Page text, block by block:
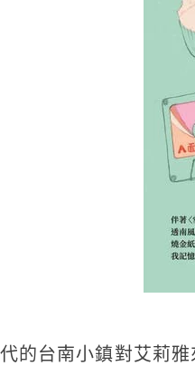
的台南小鎮對艾莉